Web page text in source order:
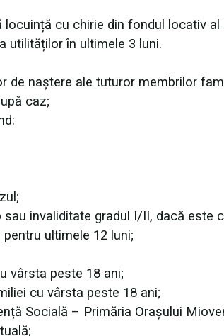
cu chirie din fondul locativ al
utilităților în ultimele 3 luni.
de naștere ale tuturor membrilor
caz;
invaliditate gradul I/II, dacă este
ultimele 12 luni;
vârsta peste 18 ani;
cu vârsta peste 18 ani;
Socială – Primăria Orașului